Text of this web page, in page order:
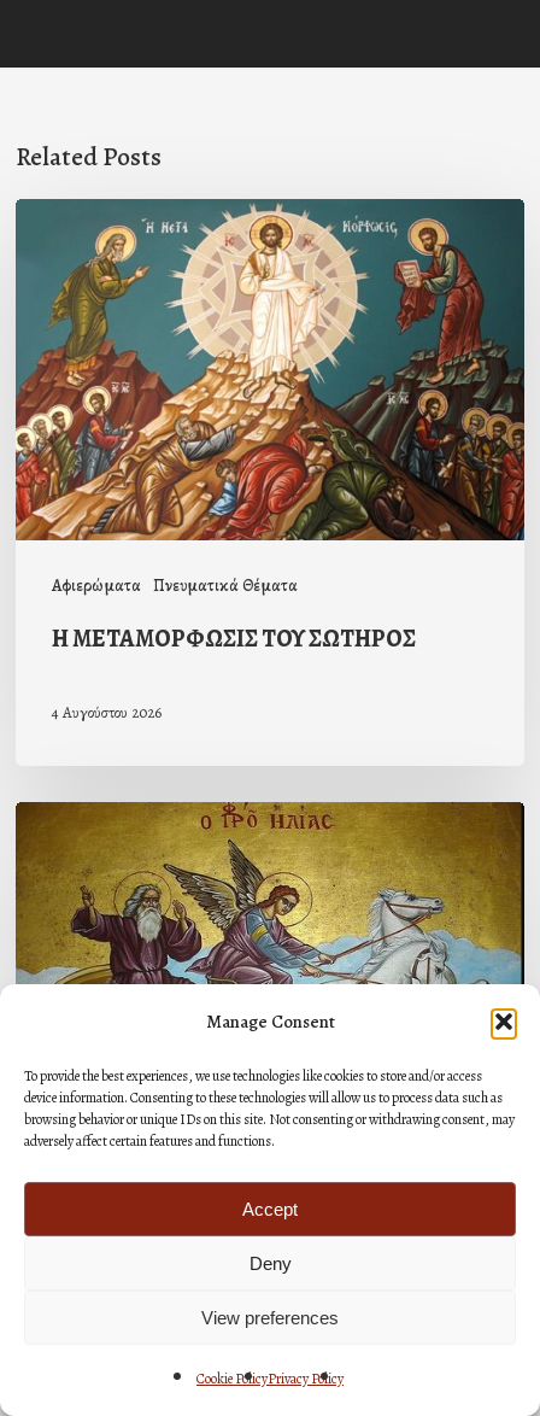
Manage Consent
To provide the best experiences, we use technologies like cookies to store and/or access
device information. Consenting to these technologies will allow us to process data such as
browsing behavior or unique IDs on this site. Not consenting or withdrawing consent, may
adversely affect certain features and functions.
Accept
Deny
View preferences
Cookie PolicyPrivacy Policy
Related Posts
Αφιερώματα Πνευματικά Θέματα
ΜΕΤΑΜΟΡΦΩΣΙΣ
ΤΟΥ
ΣΩΤΗΡΟΣ
Η ΜΕΤΑΜΟΡΦΩΣΙΣ ΤΟΥ ΣΩΤΗΡΟΣ
4 Αυγούστου 2026
Πνευματικά Θέματα
ΒΙΟΣ
ΚΑΙ
ΔΡΑΣΙΣ
ΤΟΥ
ΠΡΟΦΗΤΟΥ
ΒΙΟΣ ΚΑΙ ΔΡΑΣΙΣ ΤΟΥ ΠΡΟΦΗΤΟΥ ΗΛΙΑ